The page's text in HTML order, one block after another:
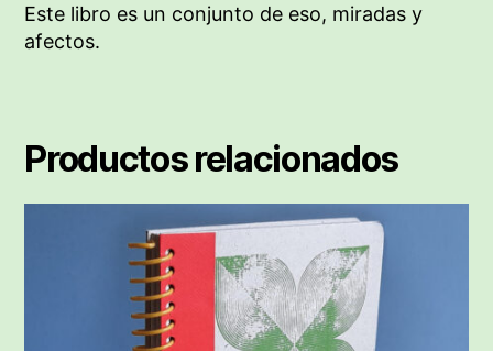
Este libro es un conjunto de eso, miradas y
afectos.
Productos relacionados